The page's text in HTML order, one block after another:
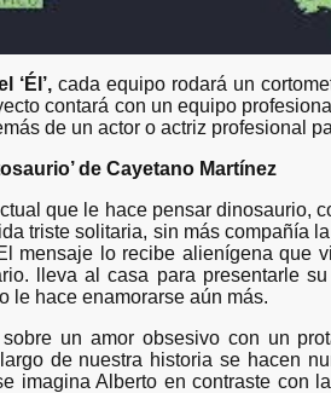
‘Él’,cada equipo rodará un
contará con un equipo
de un actor o actriz profesional
de Cayetano Martínez
que le hace pensar dinosaurio,
triste solitaria, sin más compañía
mensaje lo recibe alienígena que
lleva al casa para presentarle
le hace enamorarse aún más.
sobre un amor obsesivo con un
de nuestra historia se hacen
imagina Alberto en contraste con